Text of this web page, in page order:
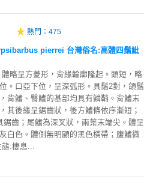
熱門： 475
pierrei 台灣俗名:高體四鬚魮
略呈方菱形，背緣輪廓隆起。頭短，略
。口亞下位，呈深弧形。具鬚2對，頜鬚
背鰭、臀鰭的基部均具有鱗鞘。背鰭末
其後緣呈鋸齒狀，後方鰭條依序漸短；
齒；尾鰭為深叉狀，兩葉末端尖。體呈
白色。體側無明顯的黑色橫帶；腹鰭微
:棲息...